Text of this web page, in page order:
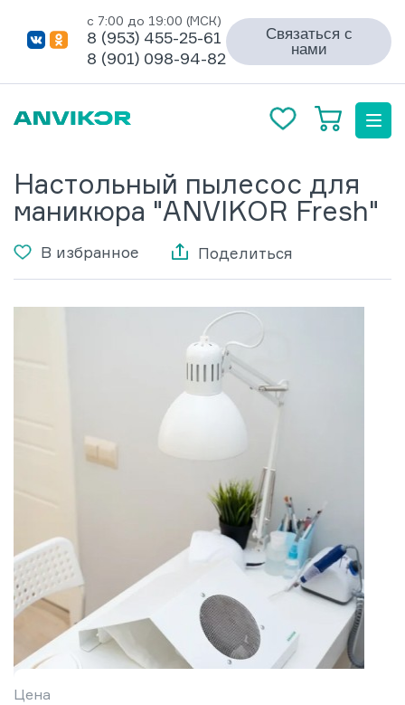
с 7:00 до 19:00 (МСК)
8 (953) 455-25-61
8 (901) 098-94-82
Связаться с
нами
Настольный пылесос для
маникюра "ANVIKOR Fresh"
В избранное Поделиться
Цена